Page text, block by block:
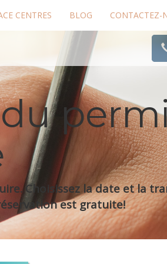
CENTRES BLOG CONTACTEZ-
Choisissez la date et la
est gratuite!